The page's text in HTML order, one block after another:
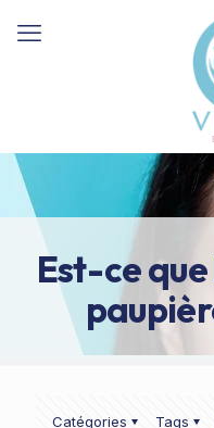
Est-ce
Catégories Tags